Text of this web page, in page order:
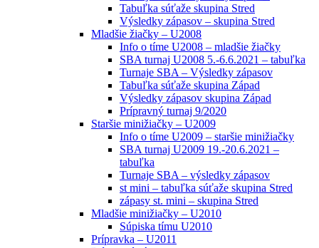
Tabuľka súťaže skupina Stred
Výsledky zápasov – skupina Stred
Mladšie žiačky – U2008
Info o tíme U2008 – mladšie žiačky
SBA turnaj U2008 5.-6.6.2021 – tabuľka
Turnaje SBA – Výsledky zápasov
Tabuľka súťaže skupina Západ
Výsledky zápasov skupina Západ
Prípravný turnaj 9/2020
Staršie minižiačky – U2009
Info o tíme U2009 – staršie minižiačky
SBA turnaj U2009 19.-20.6.2021 –
tabuľka
Turnaje SBA – výsledky zápasov
st mini – tabuľka súťaže skupina Stred
zápasy st. mini – skupina Stred
Mladšie minižiačky – U2010
Súpiska tímu U2010
Prípravka – U2011